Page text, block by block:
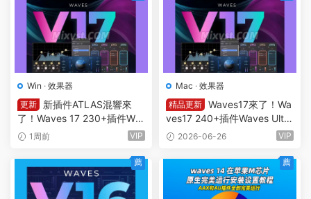
Win · 效果器
更新
新插件ATLAS混響來
了！Waves 17 230+插件Wa
ves Ultimate v2026.07.27 In
果全套插件)Waves14
1周前 VIP
Mac · 效果器
精品更新 Waves17來了！Wa
ves17 240+插件Waves Ulti
mate 17 v26.06.23 U2B ma
2026-06-26 VIP
薦 薦